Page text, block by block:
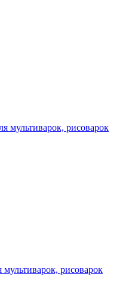
мультиварок, рисоварок
рисоварок